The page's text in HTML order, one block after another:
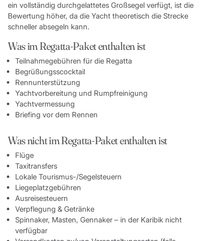
ein vollständig durchgelattetes Großsegel verfügt, ist die
Bewertung höher, da die Yacht theoretisch die Strecke
schneller absegeln kann.
Was im Regatta-Paket enthalten ist
Teilnahmegebühren für die Regatta
Begrüßungsscocktail
Rennunterstützung
Yachtvorbereitung und Rumpfreinigung
Yachtvermessung
Briefing vor dem Rennen
Was nicht im Regatta-Paket enthalten ist
Flüge
Taxitransfers
Lokale Tourismus-/Segelsteuern
Liegeplatzgebühren
Ausreisesteuern
Verpflegung & Getränke
Spinnaker, Masten, Gennaker – in der Karibik nicht
verfügbar